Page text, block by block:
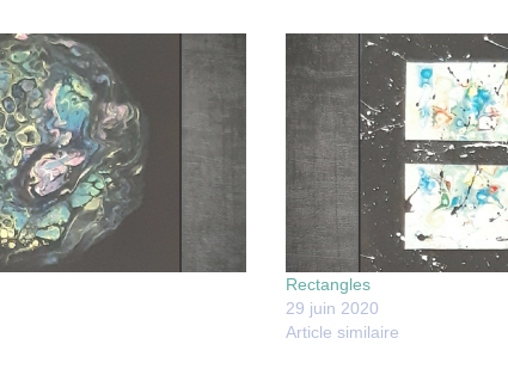
Rectangles
29 juin 2020
Article similaire